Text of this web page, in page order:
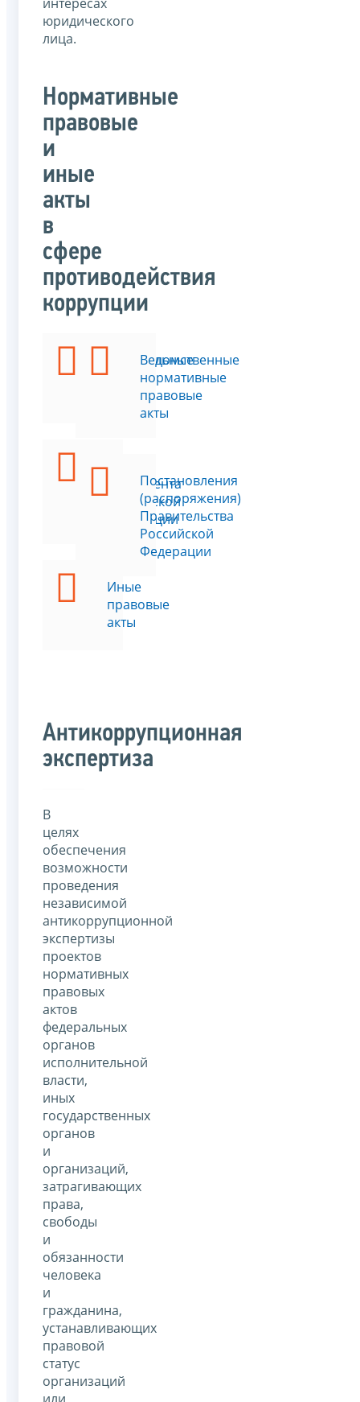
юридического
лица.
Нормативные
правовые
и
иные
акты
в
сфере
противодействия
коррупции
Федеральные
законы
Указы
Президента
Российской
Федерации
Иные
правовые
акты
Ведомственные
нормативные
правовые
акты
Постановления
(распоряжения)
Правительства
Российской
Федерации
Антикоррупционная
экспертиза
В
целях
обеспечения
возможности
проведения
независимой
антикоррупционной
экспертизы
проектов
нормативных
правовых
актов
федеральных
органов
исполнительной
власти,
иных
государственных
органов
и
организаций,
затрагивающих
права,
свободы
и
обязанности
человека
и
гражданина,
устанавливающих
правовой
статус
организаций